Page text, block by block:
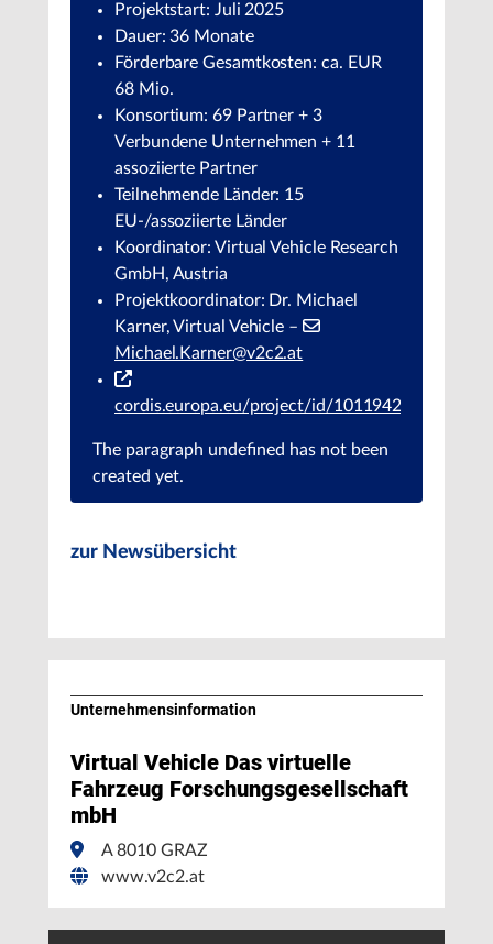
Projektstart: Juli 2025
Dauer: 36 Monate
Förderbare Gesamtkosten: ca. EUR
68 Mio.
Konsortium: 69 Partner + 3
Verbundene Unternehmen + 11
assoziierte Partner
Teilnehmende Länder: 15
EU-/assoziierte Länder
Koordinator: Virtual Vehicle Research
GmbH, Austria
Projektkoordinator: Dr. Michael
Karner, Virtual Vehicle –
Michael.Karner@v2c2.at
cordis.europa.eu/project/id/101194245
The paragraph undefined has not been
created yet.
zur Newsübersicht
Unternehmens­information
Virtual Vehicle Das virtuelle
Fahrzeug Forschungsgesellschaft
mbH
A 8010 GRAZ
www.v2c2.at